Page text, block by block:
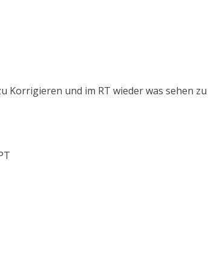
Korrigieren und im RT wieder was sehen zu